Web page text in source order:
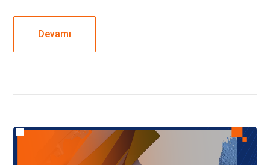
Devamı